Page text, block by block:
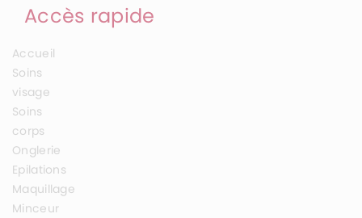
Accès rapide
Accueil
Soins
visage
Soins
corps
Onglerie
Epilations
Maquillage
Minceur